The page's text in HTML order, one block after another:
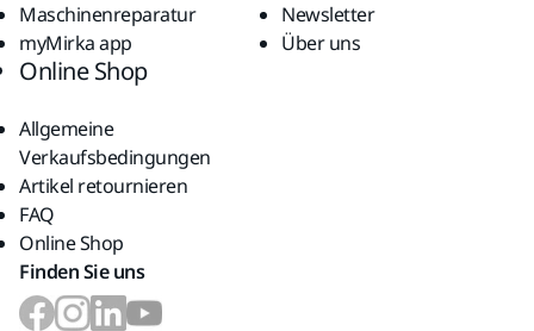
Maschinenreparatur
myMirka app
Newsletter
Über uns
Online Shop
Allgemeine
Verkaufsbedingungen
Artikel retournieren
FAQ
Online Shop
Finden Sie uns